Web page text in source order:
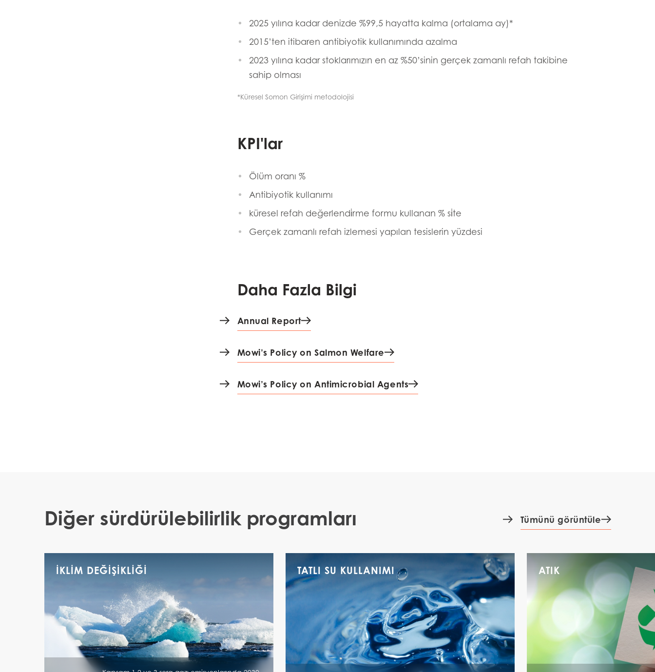
Mowi France
Mowi Germany
Mowi Ireland
Mowi Poland
Mowi Scotland
Mowi Canada East
Mowi Chile
2025 yılına kadar denizde %99,5 hayatta kalma (ortalama ay)*
2015’ten itibaren antibiyotik kullanımında azalma
2023 yılına kadar stoklarımızın en az %50’sinin gerçek zamanlı refah takibine
sahip olması
*Küresel Somon Girişimi metodolojisi
KPI'lar
Ölüm oranı %
Antibiyotik kullanımı
küresel refah değerlendi̇rme formu kullanan % si̇te
Gerçek zamanlı refah izlemesi yapılan tesislerin yüzdesi
Daha Fazla Bilgi
Annual Report
Mowi’s Policy on Salmon Welfare
Mowi’s Policy on Antimicrobial Agents
Diğer sürdürülebilirlik programları Tümünü görüntüle
İKLIM DEĞIŞIKLIĞI TATLI SU KULLANIMI ATIK